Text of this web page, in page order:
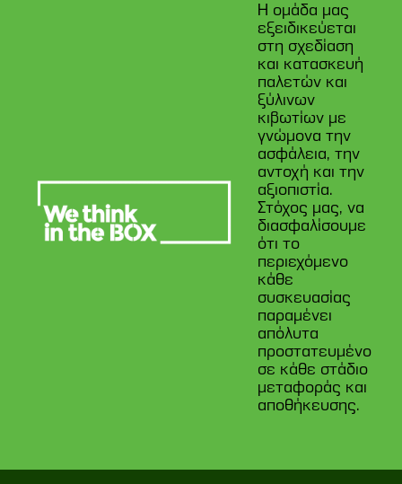
Η ομάδα μας
εξειδικεύεται
στη σχεδίαση
και κατασκευή
παλετών και
ξύλινων
κιβωτίων με
γνώμονα την
ασφάλεια, την
αντοχή και την
αξιοπιστία.
Στόχος μας, να
διασφαλίσουμε
ότι το
περιεχόμενο
κάθε
συσκευασίας
παραμένει
απόλυτα
προστατευμένο
σε κάθε στάδιο
μεταφοράς και
αποθήκευσης.